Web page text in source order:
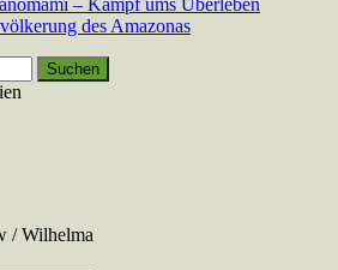
– Kampf ums Überleben
des Amazonas
/ Wilhelma